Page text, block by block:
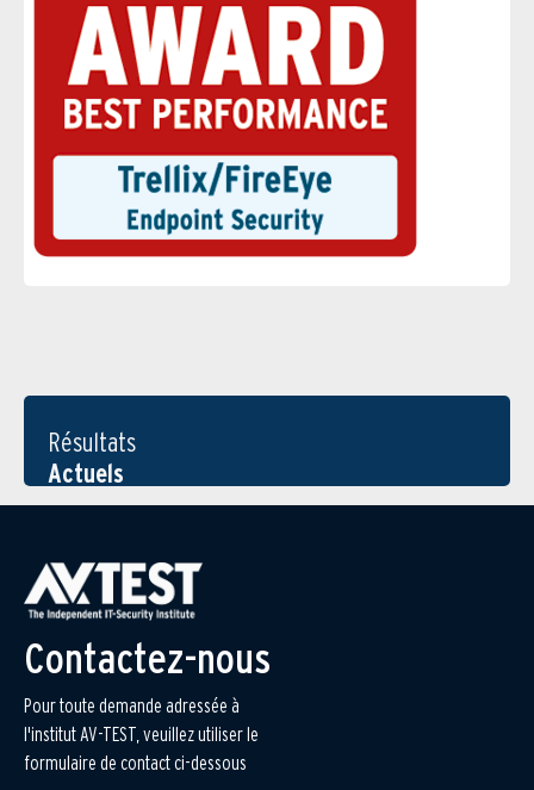
Résultats
Actuels
Contactez-nous
Pour toute demande adressée à
l'institut AV-TEST, veuillez utiliser le
formulaire de contact ci-dessous